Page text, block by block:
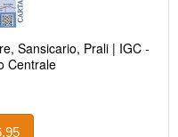
Sansicario, Prali | IGC -
Centrale
16,95